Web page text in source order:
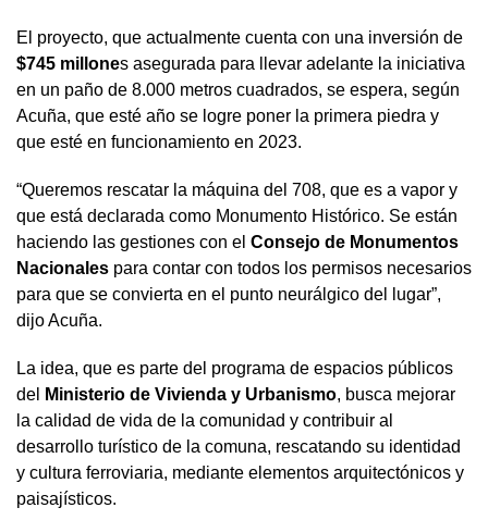
El proyecto, que actualmente cuenta con una inversión de
$745 millones asegurada para llevar adelante la iniciativa
en un paño de 8.000 metros cuadrados, se espera, según
Acuña, que esté año se logre poner la primera piedra y
que esté en funcionamiento en 2023.
“Queremos rescatar la máquina del 708, que es a vapor y
que está declarada como Monumento Histórico. Se están
haciendo las gestiones con el Consejo de Monumentos
Nacionales para contar con todos los permisos necesarios
para que se convierta en el punto neurálgico del lugar”,
dijo Acuña.
La idea, que es parte del programa de espacios públicos
del
Ministerio de Vivienda y Urbanismo, busca mejorar
la calidad de vida de la comunidad y contribuir al
desarrollo turístico de la comuna, rescatando su identidad
y cultura ferroviaria, mediante elementos arquitectónicos y
paisajísticos.